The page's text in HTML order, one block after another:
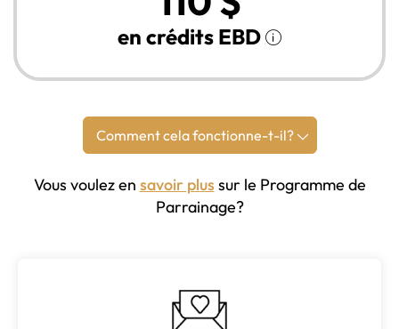
en crédits EBD
Comment cela fonctionne-t-il?
Vous voulez en savoir plussur le Programme de
Parrainage?